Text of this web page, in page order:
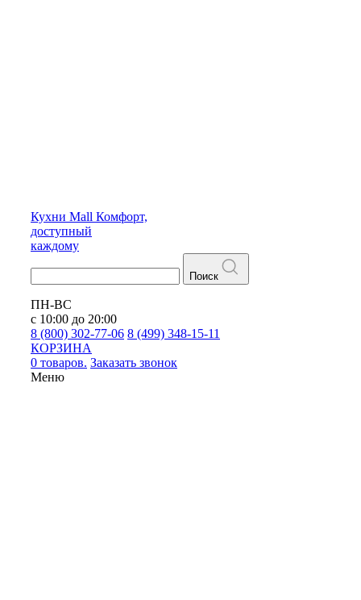
Кухни Mall Комфорт,
доступный
каждому
Поиск
ПН-ВС
с 10:00 до 20:00
8 (800) 302-77-06 8 (499) 348-15-11
КОРЗИНА
0 товаров. Заказать звонок
Меню